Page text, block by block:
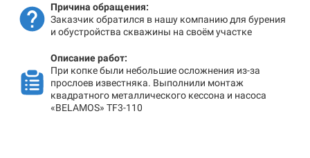
Причина обращения:
Заказчик обратился в нашу компанию для бурения
и обустройства скважины на своём участке
Описание работ:
При копке были небольшие осложнения из-за
прослоев известняка. Выполнили монтаж
квадратного металлического кессона и насоса
«BELAMOS» TF3-110